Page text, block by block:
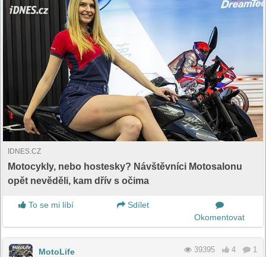
IDNES.CZ
Motocykly, nebo hostesky? Návštěvníci Motosalonu
opět nevěděli, kam dřív s očima
To se mi líbí
Sdílet
Okomentovat
MotoLife 39395 4 1